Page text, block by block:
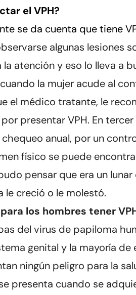
el VPH?
se da cuenta que tiene
algunas lesiones
atención y eso lo lleva a
la mujer acude al
el médico tratante, le
presentar VPH. En
anual, por un
físico se puede
pensar que era un
le creció o le molestó.
los hombres tener
del virus de papiloma
genital y la mayoría de
ningún peligro para la
presenta cuando se